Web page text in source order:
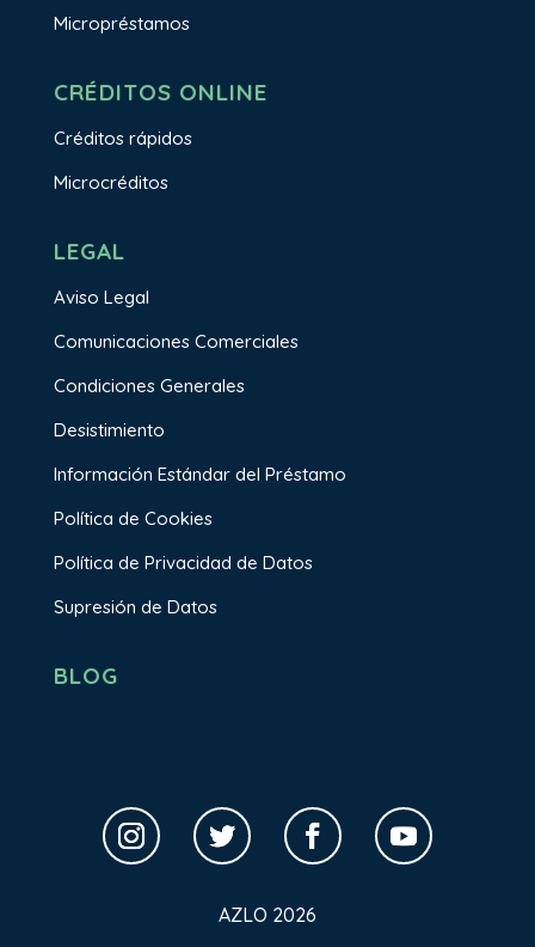
Micropréstamos
CRÉDITOS ONLINE
Créditos rápidos
Microcréditos
LEGAL
Aviso Legal
Comunicaciones Comerciales
Condiciones Generales
Desistimiento
Información Estándar del Préstamo
Política de Cookies
Política de Privacidad de Datos
Supresión de Datos
BLOG
AZLO 2026